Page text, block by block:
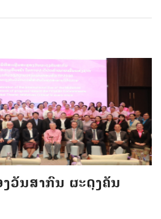
ວັນສາກົນ ຜະດຸງຄັນ